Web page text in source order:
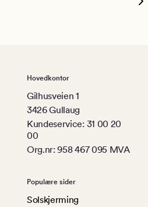
Hovedkontor
Gilhusveien 1
3426 Gullaug
Kundeservice: 31 00 20
00
Org.nr: 958 467 095 MVA
Populære sider
Solskjerming